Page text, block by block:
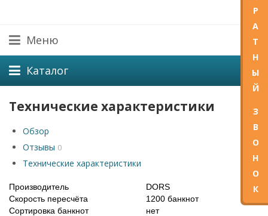
Меню
Каталог
Технические характеристики
Обзор
Отзывы 0
Технические характеристики
Производитель
DORS
Скорость пересчёта
1200 банкнот
Сортировка банкнот
нет
Р
А
Т
Н
Ы
Й
З
В
О
Н
О
К